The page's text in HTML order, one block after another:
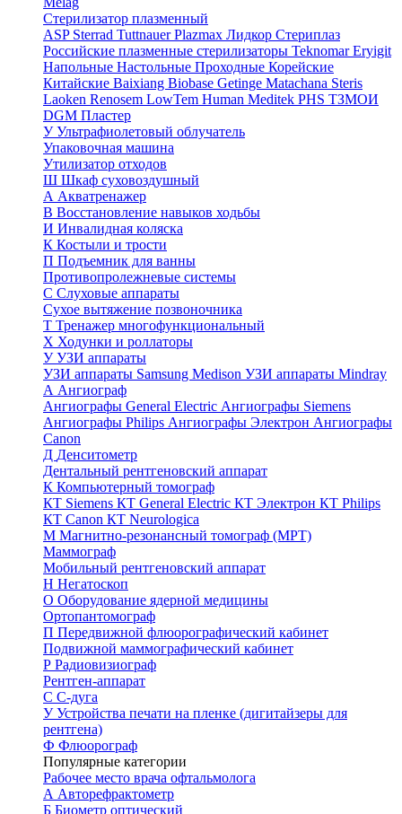
Стерилизатор плазменный
ASP Sterrad Tuttnauer Plazmax Лидкор Стериплаз
Российские плазменные стерилизаторы TeknomarEryigit
Напольные Настольные Проходные Корейские
Китайские Baixiang Biobase Getinge Matachana Steris
Laoken Renosem LowTem Human Meditek PHS ТЗМОИ
DGM Пластер
УУльтрафиолетовый облучатель
Упаковочная машина
Утилизатор отходов
Ш Шкаф суховоздушный
А Акватренажер
В Восстановление навыков ходьбы
И Инвалидная коляска
К Костыли и трости
П Подъемник для ванны
Противопролежневые системы
С Слуховые аппараты
Сухое вытяжение позвоночника
Т Тренажер многофункциональный
Х Ходунки и роллаторы
УУЗИ аппараты
УЗИ аппараты Samsung Medison УЗИ аппараты Mindray
А Ангиограф
Ангиографы General Electric Ангиографы Siemens
Ангиографы Philips Ангиографы Электрон Ангиографы
Canon
Д Денситометр
Дентальный рентгеновский аппарат
К Компьютерный томограф
КТ Siemens КТ General Electric КТ Электрон КТ Philips
КТ Canon КТ Neurologica
М Магнитно-резонансный томограф (МРТ)
Маммограф
Мобильный рентгеновский аппарат
Н Негатоскоп
О Оборудование ядерной медицины
Ортопантомограф
П Передвижной флюорографический кабинет
Подвижной маммографический кабинет
Р Радиовизиограф
Рентген-аппарат
С С-дуга
УУстройства печати на пленке (дигитайзеры для
рентгена)
Ф Флюорограф
Популярные категории
Рабочее место врача офтальмолога
А Авторефрактометр
Б Биометр оптический